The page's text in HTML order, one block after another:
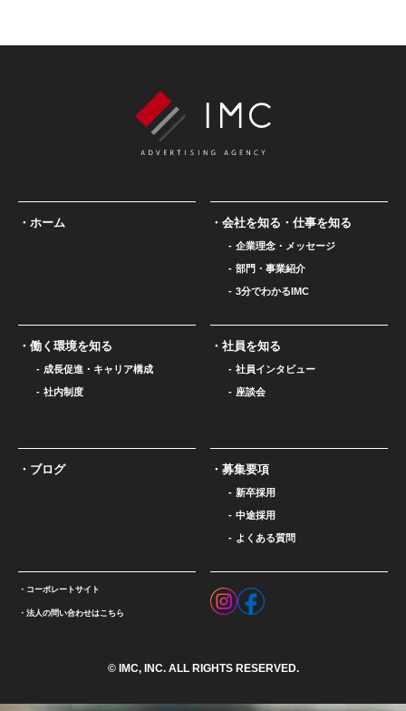
ホーム 会社を知る・仕事を知る
企業理念・メッセージ
部門・事業紹介
3分でわかるIMC
働く環境を知る
成長促進・キャリア構成
社内制度
社員を知る
社員インタビュー
座談会
ブログ 募集要項
新卒採用
中途採用
よくある質問
コーポレートサイト
法人の問い合わせはこちら
© IMC, INC. ALL RIGHTS RESERVED.